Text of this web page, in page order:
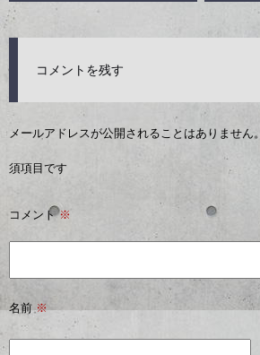
コメントを残す
メールアドレスが公開されることはありません。
須項目です
コメント※
名前※